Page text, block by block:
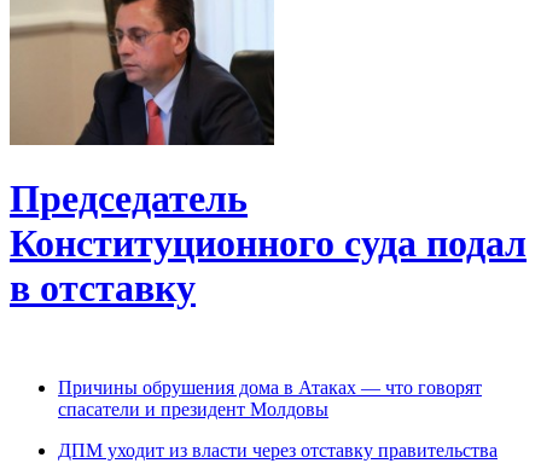
Председатель
Конституционного cуда подал
в отставку
Причины обрушения дома в Атаках — что говорят
спасатели и президент Молдовы
ДПМ уходит из власти через отставку правительства